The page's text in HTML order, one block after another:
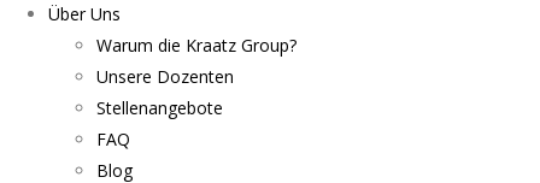
Über Uns
Warum die Kraatz Group?
Unsere Dozenten
Stellenangebote
FAQ
Blog